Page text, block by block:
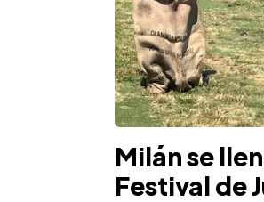
Milán se
Festival de